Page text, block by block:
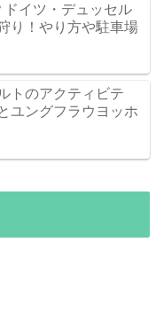
イツ・デュッセル
り！やり方や駐車場
トのアクティビテ
ユングフラウヨッホ